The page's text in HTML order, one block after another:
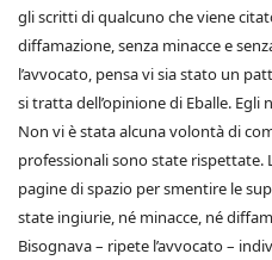
gli scritti di qualcuno che viene
diffamazione, senza minacce e
l’avvocato, pensa vi sia stato un
si tratta dell’opinione di Eballe.
Non vi è stata alcuna volontà di
professionali sono state rispettate.
pagine di spazio per smentire le
state ingiurie, né minacce, né
Bisognava – ripete l’avvocato –